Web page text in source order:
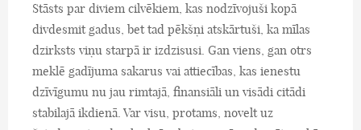
Stāsts par diviem cilvēkiem, kas nodzīvojuši kopā
divdesmit gadus, bet tad pēkšņi atskārtuši, ka mīlas
dzirksts viņu starpā ir izdzisusi. Gan viens, gan otrs
meklē gadījuma sakarus vai attiecības, kas ienestu
dzīvīgumu nu jau rimtajā, finansiāli un visādi citādi
stabilajā ikdienā. Var visu, protams, novelt uz